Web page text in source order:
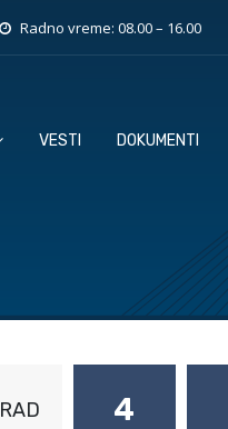
Radno vreme: 08.00 – 16.00
VESTI DOKUMENTI
RAD 4